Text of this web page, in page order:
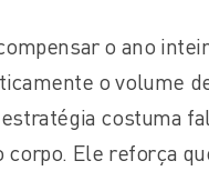
o ano
o volume
costuma
corpo. Ele reforça